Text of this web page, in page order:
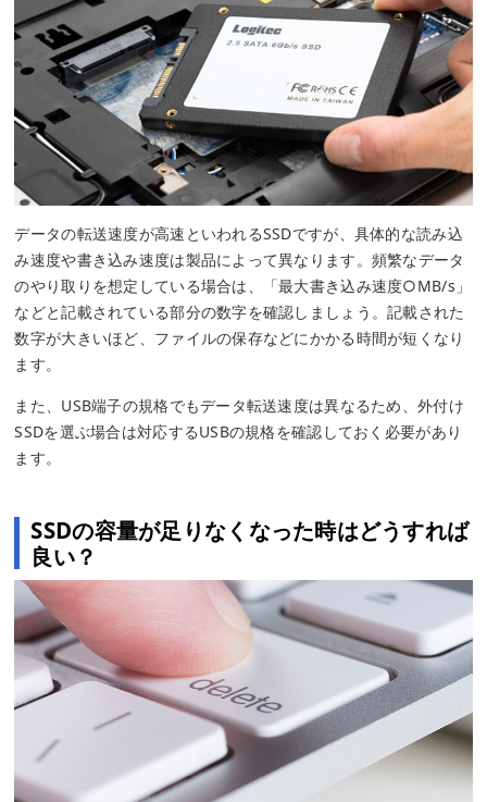
データの転送速度が高速といわれるSSDですが、具体的な読み込
み速度や書き込み速度は製品によって異なります。頻繁なデータ
のやり取りを想定している場合は、「最大書き込み速度○MB/s」
などと記載されている部分の数字を確認しましょう。記載された
数字が大きいほど、ファイルの保存などにかかる時間が短くなり
ます。
また、USB端子の規格でもデータ転送速度は異なるため、外付け
SSDを選ぶ場合は対応するUSBの規格を確認しておく必要があり
ます。
SSDの容量が足りなくなった時はどうすれば
良い？